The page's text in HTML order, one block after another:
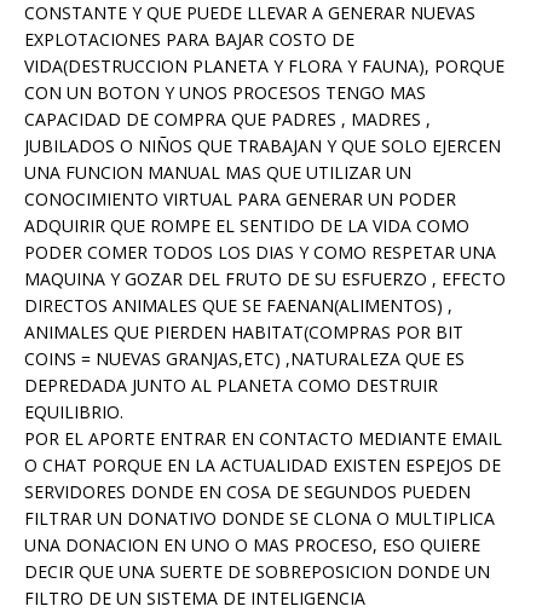
CONSTANTE Y QUE PUEDE LLEVAR A GENERAR NUEVAS
EXPLOTACIONES PARA BAJAR COSTO DE
VIDA(DESTRUCCION PLANETA Y FLORA Y FAUNA), PORQUE
CON UN BOTON Y UNOS PROCESOS TENGO MAS
CAPACIDAD DE COMPRA QUE PADRES , MADRES ,
JUBILADOS O NIÑOS QUE TRABAJAN Y QUE SOLO EJERCEN
UNA FUNCION MANUAL MAS QUE UTILIZAR UN
CONOCIMIENTO VIRTUAL PARA GENERAR UN PODER
ADQUIRIR QUE ROMPE EL SENTIDO DE LA VIDA COMO
PODER COMER TODOS LOS DIAS Y COMO RESPETAR UNA
MAQUINA Y GOZAR DEL FRUTO DE SU ESFUERZO , EFECTO
DIRECTOS ANIMALES QUE SE FAENAN(ALIMENTOS) ,
ANIMALES QUE PIERDEN HABITAT(COMPRAS POR BIT
COINS = NUEVAS GRANJAS,ETC) ,NATURALEZA QUE ES
DEPREDADA JUNTO AL PLANETA COMO DESTRUIR
EQUILIBRIO.
POR EL APORTE ENTRAR EN CONTACTO MEDIANTE EMAIL
O CHAT PORQUE EN LA ACTUALIDAD EXISTEN ESPEJOS DE
SERVIDORES DONDE EN COSA DE SEGUNDOS PUEDEN
FILTRAR UN DONATIVO DONDE SE CLONA O MULTIPLICA
UNA DONACION EN UNO O MAS PROCESO, ESO QUIERE
DECIR QUE UNA SUERTE DE SOBREPOSICION DONDE UN
FILTRO DE UN SISTEMA DE INTELIGENCIA